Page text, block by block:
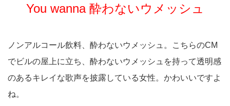
You wanna 酔わないウメッシュ
ノンアルコール飲料、酔わないウメッシュ。こちらのCM
でビルの屋上に立ち、酔わないウメッシュを持って透明感
のあるキレイな歌声を披露している女性。かわいいですよ
ね。